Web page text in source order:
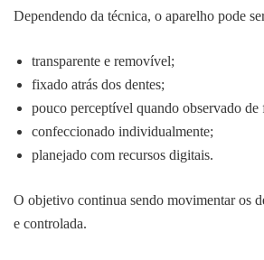
Dependendo da técnica, o aparelho pode
transparente e removível;
fixado atrás dos dentes;
pouco perceptível quando observado de
confeccionado individualmente;
planejado com recursos digitais.
O objetivo continua sendo movimentar os
e controlada.